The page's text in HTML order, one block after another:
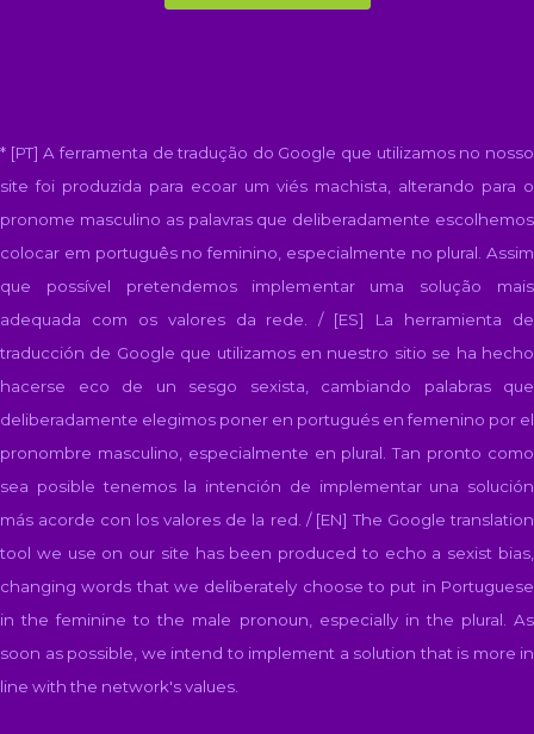
* [PT] A ferramenta de tradução do Google que utilizamos no nosso
site foi produzida para ecoar um viés machista, alterando para o
pronome masculino as palavras que deliberadamente escolhemos
colocar em português no feminino, especialmente no plural. Assim
que possível pretendemos implementar uma solução mais
adequada com os valores da rede. / [ES]
La herramienta de
traducción de Google que utilizamos en nuestro sitio se ha hecho
hacerse eco de un sesgo sexista, cambiando palabras que
deliberadamente elegimos poner en portugués en femenino por el
pronombre masculino, especialmente en plural. Tan pronto como
sea posible tenemos la intención de implementar una solución
más acorde con los valores de la red. / [EN]The Google translation
tool we use on our site has been produced to echo a sexist bias,
changing words that we deliberately choose to put in Portuguese
in the feminine to the male pronoun, especially in the plural. As
soon as possible, we intend to implement a solution that is more in
line with the network's values.